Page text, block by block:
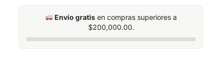
Envío gratis en compras superiores a
$200,000.00.